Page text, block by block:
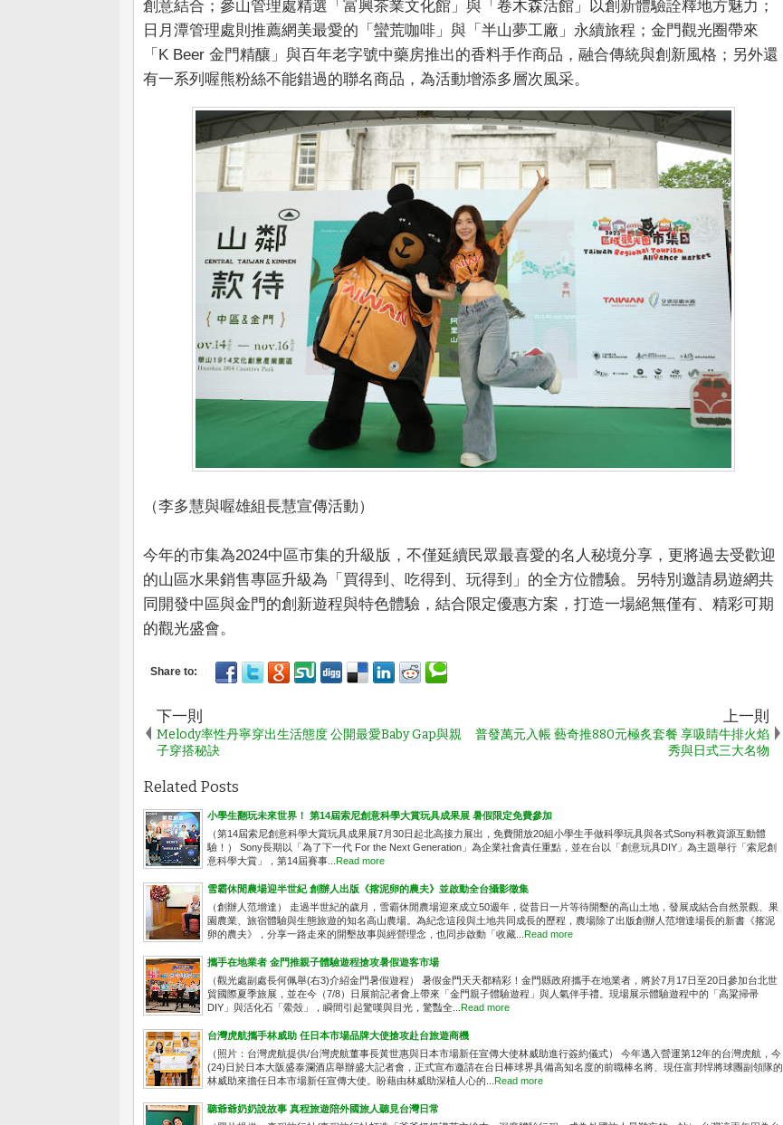
創意結合；參山管理處精選「富興茶業文化館」與「卷木森活館」以創新體驗詮釋地方魅力；
日月潭管理處則推薦網美最愛的「蠻荒咖啡」與「半山夢工廠」永續旅程；金門觀光圈帶來
「K Beer 金門精釀」與百年老字號中藥房推出的香料手作商品，融合傳統與創新風格；另外還
有一系列喔熊粉絲不能錯過的聯名商品，為活動增添多層次風采。
（李多慧與喔雄組長慧宣傳活動）
今年的市集為2024中區市集的升級版，不僅延續民眾最喜愛的名人秘境分享，更將過去受歡迎
的山區水果銷售專區升級為「買得到、吃得到、玩得到」的全方位體驗。另特別邀請易遊網共
同開發中區與金門的創新遊程與特色體驗，結合限定優惠方案，打造一場絕無僅有、精彩可期
的觀光盛會。
下一則
Melody率性丹寧穿出生活態度 公開最愛Baby Gap與親
子穿搭秘訣
上一則
普發萬元入帳 藝奇推880元極炙套餐 享吸睛牛排火焰
秀與日式三大名物
Related Posts
小學生翻玩未來世界！ 第14屆索尼創意科學大賞玩具成果展 暑假限定免費參加
（第14屆索尼創意科學大賞玩具成果展7月30日起北高接力展出，免費開放20組小學生手做科學玩具與各式Sony科教資源互動體
驗！） Sony長期以「為了下一代 For the Next Generation」為企業社會責任重點，並在台以「創意玩具DIY」為主題舉行「索尼創
意科學大賞」，第14屆賽事... Read more
雪霸休閒農場迎半世紀 創辦人出版《揢泥卵的農夫》並啟動全台攝影徵集
（創辦人范增達） 走過半世紀的歲月，雪霸休閒農場迎來成立50週年，從昔日一片等待開墾的高山土地，發展成結合自然景觀、果
園農業、旅宿體驗與生態旅遊的知名高山農場。為紀念這段與土地共同成長的歷程，農場除了出版創辦人范增達場長的新書《揢泥
卵的農夫》，分享一路走來的開墾故事與經營理念，也同步啟動「收藏... Read more
攜手在地業者 金門推親子體驗遊程搶攻暑假遊客市場
（觀光處副處長何佩舉(右3)介紹金門暑假遊程） 暑假金門天天都精彩！金門縣政府攜手在地業者，將於7月17日至20日參加台北世
貿國際夏季旅展，並在今（7/8）日展前記者會上帶來「金門親子體驗遊程」與人氣伴手禮。現場展示體驗遊程中的「高粱掃帚
DIY」與活化石「鱟殼」，瞬間引起驚嘆與目光，驚豔全... Read more
台灣虎航攜手林威助 任日本市場品牌大使搶攻赴台旅遊商機
（照片：台灣虎航提供/台灣虎航董事長黃世惠與日本市場新任宣傳大使林威助進行簽約儀式） 今年邁入營運第12年的台灣虎航，今
(24)日於日本大阪盛泰瀾酒店舉辦盛大記者會，正式宣布邀請在台日棒球界具備高知名度的前職棒名將、現任富邦悍將球團副領隊的
林威助來擔任日本市場新任宣傳大使。盼藉由林威助深植人心的... Read more
聽爺爺奶奶說故事 真程旅遊陪外國旅人聽見台灣日常